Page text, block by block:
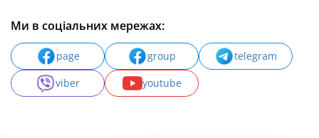
Ми в соціальних мережах:
page group
telegram
viber
youtube